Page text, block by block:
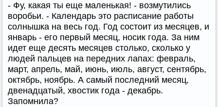
- Фу, какая ты еще маленькая! - возмутились
воробьи. - Календарь это расписание работы
солнышка на весь год. Год состоит из месяцев, и
январь - его первый месяц, носик года. За ним
идет еще десять месяцев столько, сколько у
людей пальцев на передних лапах: февраль,
март, апрель, май, июнь, июль, август, сентябрь,
октябрь, ноябрь. А самый последний месяц,
двенадцатый, хвостик года - декабрь.
Запомнила?